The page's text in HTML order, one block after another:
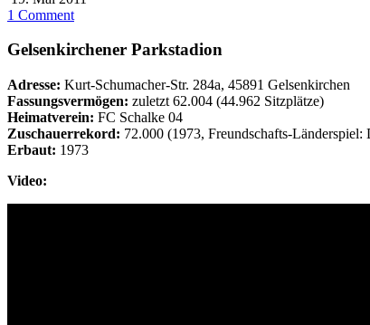
1 Comment
Gelsenkirchener Parkstadion
Adresse: Kurt-Schumacher-Str. 284a, 45891 Gelsenkirchen
Fassungsvermögen: zuletzt 62.004 (44.962 Sitzplätze)
Heimatverein: FC Schalke 04
Zuschauerrekord: 72.000 (1973, Freundschafts-
Erbaut: 1973
Video: